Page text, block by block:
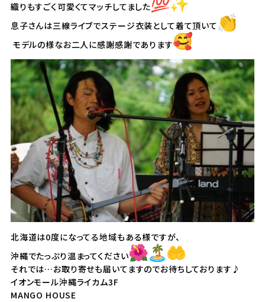
織りもすごく可愛くてマッチしてました
息子さんは三線ライブでステージ衣装として着て頂いて
モデルの様なお二人に感謝感謝であります
北海道は0度になってる地域もある様ですが、
沖縄でたっぷり温まってください
それでは…お取り寄せも届いてますのでお待ちしております♪
イオンモール沖縄ライカム3F
MANGO HOUSE